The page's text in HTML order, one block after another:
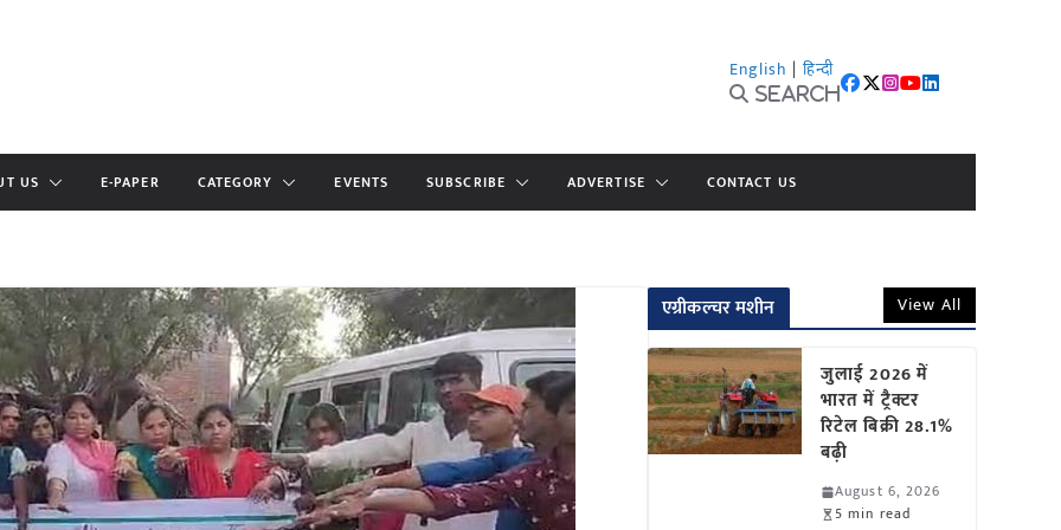
English | हिन्दी
Search
US E-PAPER CATEGORY EVENTS SUBSCRIBE ADVERTISE CONTACT US
एग्रीकल्चर मशीन View All
जुलाई 2026 में
भारत में ट्रैक्टर
रिटेल बिक्री 28.1%
बढ़ी
August 6, 2026
5 min read